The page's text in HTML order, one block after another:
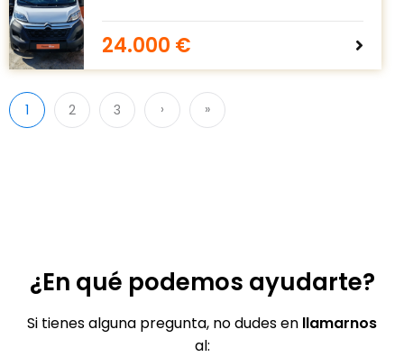
24.000 €
1 2 3 › »
¿En qué podemos ayudarte?
Si tienes alguna pregunta, no dudes en llamarnos
al: